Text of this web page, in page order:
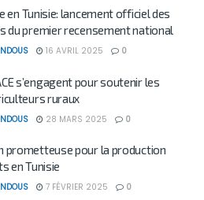
en Tunisie: lancement officiel des
du premier recensement national
16 AVRIL 2025 0
s’engagent pour soutenir les
ruraux
28 MARS 2025 0
prometteuse pour la production
en Tunisie
7 FÉVRIER 2025 0